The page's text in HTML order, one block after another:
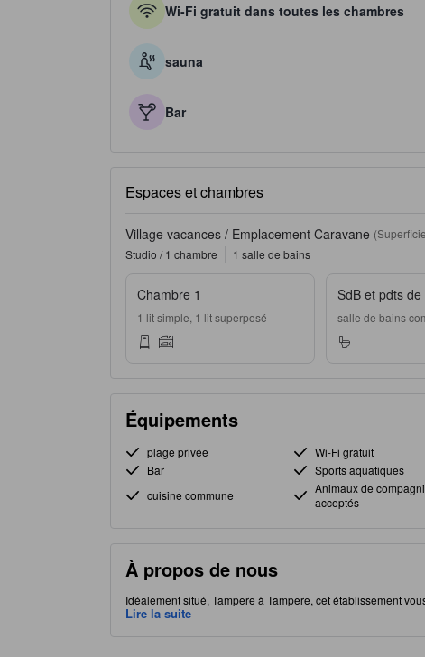
Wi-Fi gratuit dans toutes les chambres
sauna
Bar
Espaces et chambres
Village vacances / Emplacement Caravane
Studio / 1 chambre
1 salle de bains
Chambre 1
1 lit simple, 1 lit superposé
SdB et pdts de
salle de bains
Équipements
plage privée Wi-Fi gratuit
Bar
Sports aquatiques
cuisine commune
Animaux de
acceptés
À propos de nous
Idéalement situé, Tampere à Tampere, cet établissement
d'options de restauration pour satisfaire votre appétit. Cet
Lire la suite